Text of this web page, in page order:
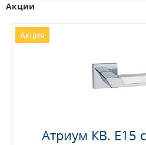
Акции
Акция
Атриум КВ. E15